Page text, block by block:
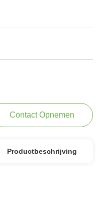
Contact Opnemen
Productbeschrijving